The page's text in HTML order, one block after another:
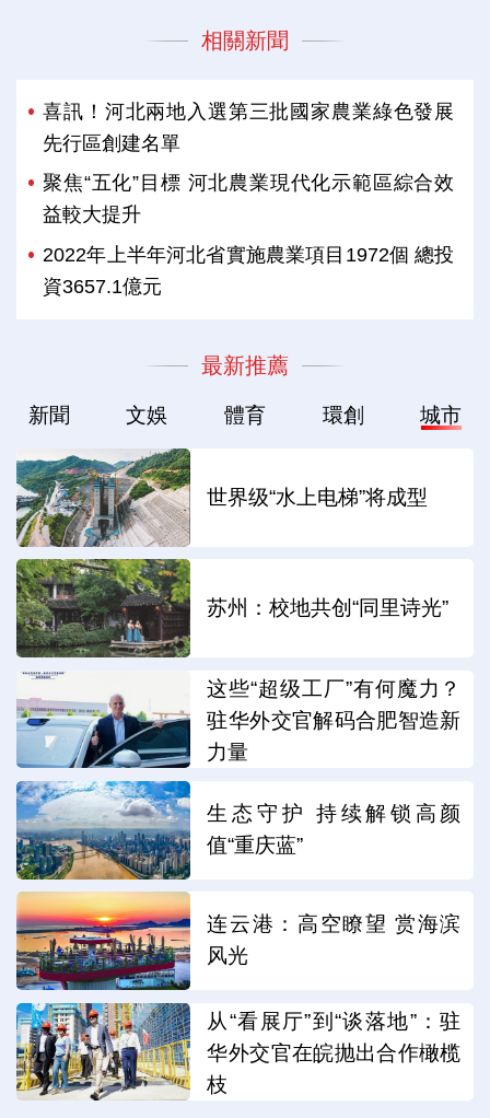
相關新聞
喜訊！河北兩地入選第三批國家農業綠色發展
先行區創建名單
聚焦“五化”目標 河北農業現代化示範區綜合效
益較大提升
2022年上半年河北省實施農業項目1972個 總投
資3657.1億元
最新推薦
新聞 文娛 體育 環創 城市
世界级“水上电梯”将成型
苏州：校地共创“同里诗光”
这些“超级工厂”有何魔力？
驻华外交官解码合肥智造新
力量
生态守护 持续解锁高颜
值“重庆蓝”
连云港：高空瞭望 赏海滨
风光
从“看展厅”到“谈落地”：驻
华外交官在皖抛出合作橄榄
枝